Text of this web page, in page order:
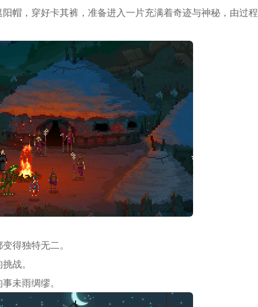
帽，穿好卡其裤，准备进入一片充满着奇迹与神秘，由过程
得独特无二。
战。
未雨绸缪。
*
*
*